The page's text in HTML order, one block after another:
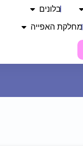
בלונים
מחלקת האפייה